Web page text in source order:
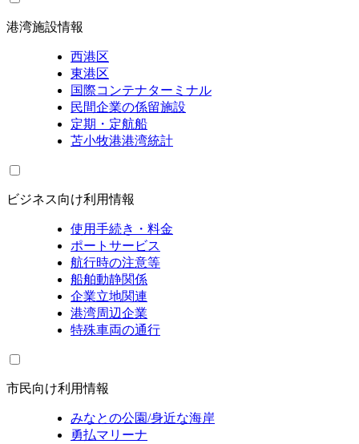
港湾施設情報
西港区
東港区
国際コンテナターミナル
民間企業の係留施設
定期・定航船
苫小牧港港湾統計
ビジネス向け利用情報
使用手続き・料金
ポートサービス
航行時の注意等
船舶動静関係
企業立地関連
港湾周辺企業
特殊車両の通行
市民向け利用情報
みなとの公園/身近な海岸
勇払マリーナ